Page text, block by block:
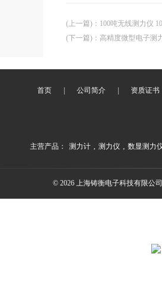
(上一篇) ： 100吨无线测力仪
(下一篇) ： 高精度微型电子测
首页 公司简介 资质证书
主营产品： 测力计 , 测力仪 , 数显测力
© 2026 上海铸衡电子科技有限公